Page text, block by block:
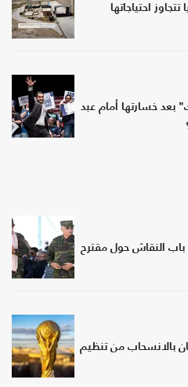
احتياجاتها
بعد خسارتها أمام عبد
باب النقاش حول مقترح
بالانسحاب من تنظيم